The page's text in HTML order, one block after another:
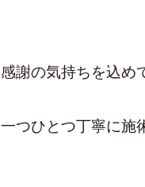
感謝の気持ちを込め
一つひとつ丁寧に施